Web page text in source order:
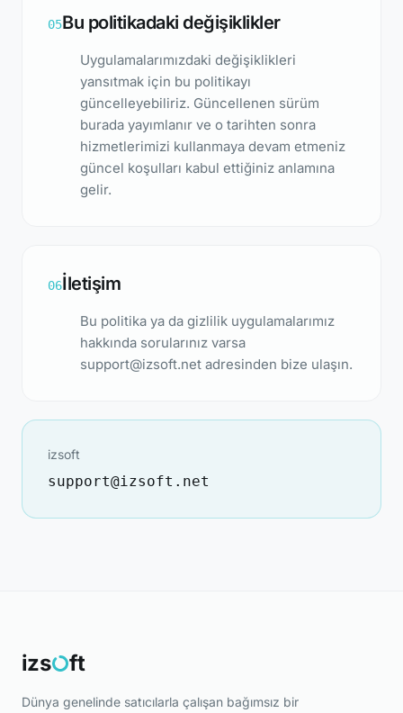
05Bu politikadaki değişiklikler
Uygulamalarımızdaki değişiklikleri
yansıtmak için bu politikayı
güncelleyebiliriz. Güncellenen sürüm
burada yayımlanır ve o tarihten sonra
hizmetlerimizi kullanmaya devam etmeniz
güncel koşulları kabul ettiğiniz anlamına
gelir.
06İletişim
Bu politika ya da gizlilik uygulamalarımız
hakkında sorularınız varsa
support@izsoft.net adresinden bize ulaşın.
izsoft
support@izsoft.net
izs ft
Dünya genelinde satıcılarla çalışan bağımsız bir